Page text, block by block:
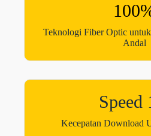
Teknologi Fiber Optic
Andal
Speed
Kecepatan Download